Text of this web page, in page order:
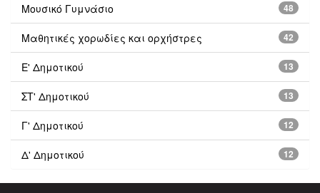
48
Μουσικό Γυμνάσιο
42
Μαθητικές χορωδίες και ορχήστρες
13
Ε' Δημοτικού
13
ΣΤ' Δημοτικού
12
Γ' Δημοτικού
12
Δ' Δημοτικού